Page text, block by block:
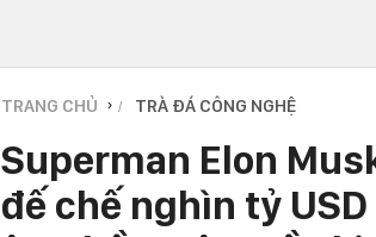
TRANG CHỦ › TRÀ ĐÁ CÔNG NGHỆ
Superman Elon
đế chế nghìn tỷ